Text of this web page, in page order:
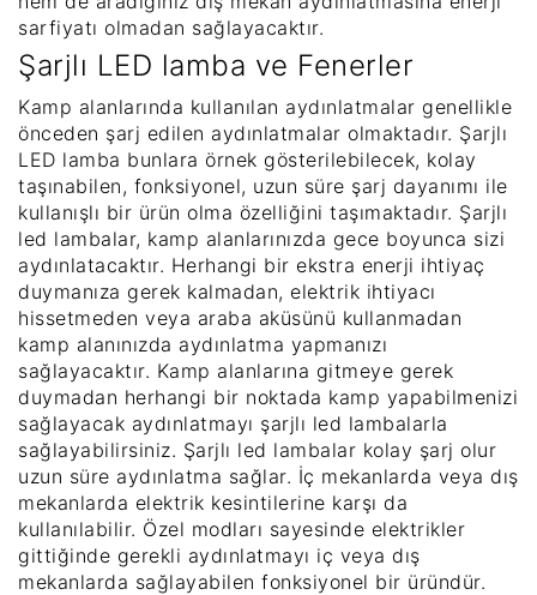
sarfiyatı olmadan sağlayacaktır.
Şarjlı LED lamba ve Fenerler
Kamp alanlarında kullanılan aydınlatmalar genellikle
önceden şarj edilen aydınlatmalar olmaktadır. Şarjlı
LED lamba bunlara örnek gösterilebilecek, kolay
taşınabilen, fonksiyonel, uzun süre şarj dayanımı ile
kullanışlı bir ürün olma özelliğini taşımaktadır. Şarjlı
led lambalar, kamp alanlarınızda gece boyunca sizi
aydınlatacaktır. Herhangi bir ekstra enerji ihtiyaç
duymanıza gerek kalmadan, elektrik ihtiyacı
hissetmeden veya araba aküsünü kullanmadan
kamp alanınızda aydınlatma yapmanızı
sağlayacaktır. Kamp alanlarına gitmeye gerek
duymadan herhangi bir noktada kamp yapabilmenizi
sağlayacak aydınlatmayı şarjlı led lambalarla
sağlayabilirsiniz. Şarjlı led lambalar kolay şarj olur
uzun süre aydınlatma sağlar. İç mekanlarda veya dış
mekanlarda elektrik kesintilerine karşı da
kullanılabilir. Özel modları sayesinde elektrikler
gittiğinde gerekli aydınlatmayı iç veya dış
mekanlarda sağlayabilen fonksiyonel bir üründür.